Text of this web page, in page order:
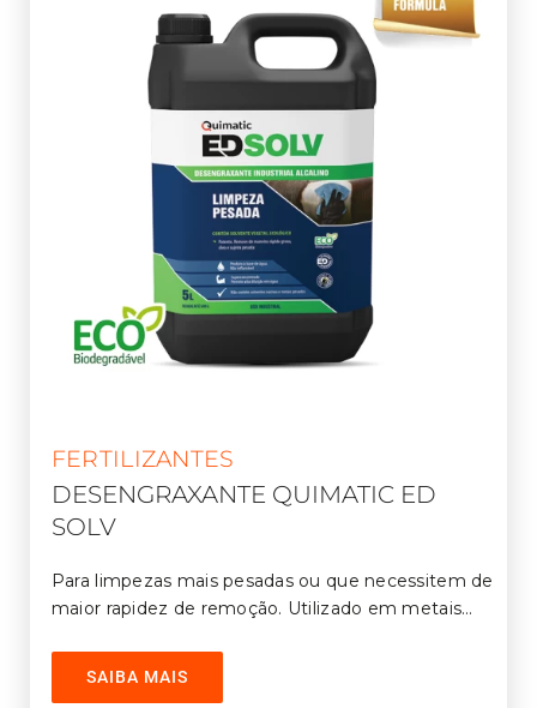
FERTILIZANTES
DESENGRAXANTE QUIMATIC ED
SOLV
Para limpezas mais pesadas ou que necessitem de
maior rapidez de remoção. Utilizado em metais
SAIBA MAIS